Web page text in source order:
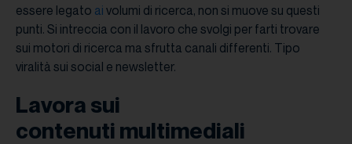
essere legato ai volumi di ricerca, non si muove su questi
punti. Si intreccia con il lavoro che svolgi per farti trovare
sui motori di ricerca ma sfrutta canali differenti. Tipo
viralità sui social e newsletter.
Lavora sui
contenuti multimediali